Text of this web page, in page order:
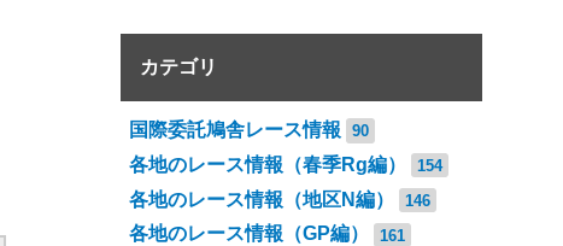
カテゴリ
国際委託鳩舎レース情報 90
各地のレース情報（春季Rg編） 154
各地のレース情報（地区N編） 146
各地のレース情報（GP編） 161